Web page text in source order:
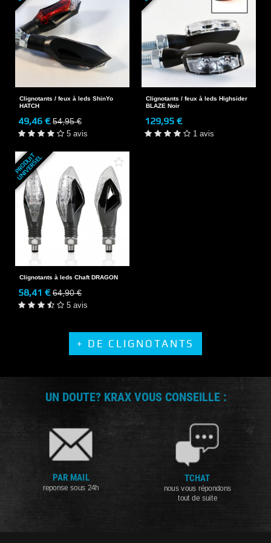
Clignotants / feux à leds ShinYo
HATCH
49,46 € 54,95 €
5 avis
Clignotants / feux à leds Highsider
BLAZE Noir
129,95 €
1 avis
P
R
O
D
U
I
T
U
N
I
V
E
R
S
E
L
Clignotants à leds Chaft DRAGON
58,41 € 64,90 €
5 avis
+ DE CLIGNOTANTS
UN DOUTE? KRAX VOUS CONSEILLE :
PAR MAIL
reponse sous 24h
TCHAT
nous vous répondons
tout de suite